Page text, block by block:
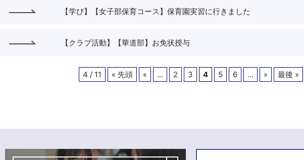
【学び】 【女子部保育コース】保育園実習に行きました
【クラブ活動】 【華道部】お免状授与
4 / 11 « 先頭 « ... 2 3 4 5 6 ... » 最後 »